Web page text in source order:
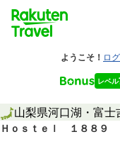
山梨県河口湖・富士
Ｈｏｓｔｅｌ １８８９